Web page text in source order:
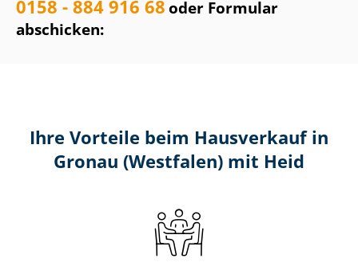
0158 - 884 916 68oder Formular
abschicken:
Ihre Vorteile beim Hausverkauf in
Gronau (Westfalen) mit Heid